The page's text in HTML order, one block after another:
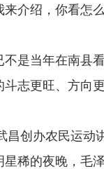
介绍，你看怎
当年在南县
志更旺、方向
创办农民运动
稀的夜晚，毛